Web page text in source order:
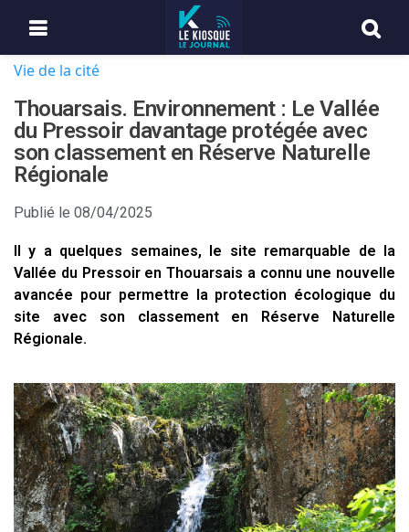
Vie de la cité
Thouarsais. Environnement : Le Vallée
du Pressoir davantage protégée avec
son classement en Réserve Naturelle
Régionale
Publié le 08/04/2025
Il y a quelques semaines, le site remarquable de la
Vallée du Pressoir en Thouarsais a connu une nouvelle
avancée pour permettre la protection écologique du
site avec son classement en Réserve Naturelle
Régionale.